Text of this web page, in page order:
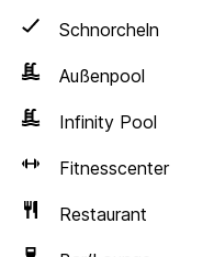
Schnorcheln
Außenpool
Infinity Pool
Fitnesscenter
Restaurant